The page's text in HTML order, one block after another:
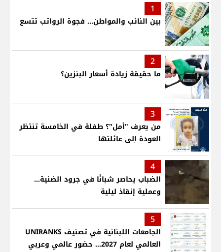
1
بين النائب والمواطن... فجوة الرواتب تتسع
2
ما حقيقة زيادة أسعار البنزين؟
3
من يعرف "أمل"؟ طفلة في الخامسة تنتظر
العودة إلى عائلتها
4
الضباب يحاصر شبانًا في جرود الضنية...
وعملية إنقاذ ليلية
5
الجامعات اللبنانية في تصنيف UNIRANKS
العالمي لعام 2027... حضور عالمي وعربي